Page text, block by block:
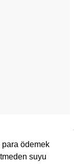
para ödemek
suyu